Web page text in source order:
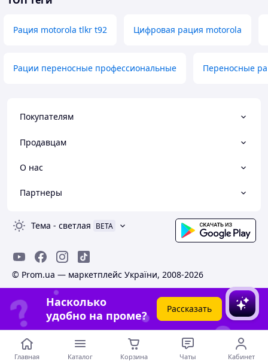
Рация motorola tlkr t92 Цифровая рация motorola
Рации переносные профессиональные Переносные
Покупателям
Продавцам
О нас
Партнеры
Тема - светлая BETA
© Prom.ua — маркетплейс України, 2008-2026
Насколько
удобно на проме?
Рассказать
Главная Каталог Корзина Чаты Кабинет